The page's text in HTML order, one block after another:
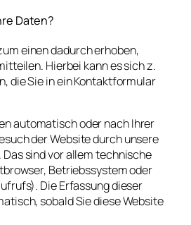
Daten?
einen dadurch erhoben,
Hierbei kann es sich z.
die Sie in ein Kontaktformular
automatisch oder nach Ihrer
der Website durch unsere
sind vor allem technische
Betriebssystem oder
Die Erfassung dieser
sobald Sie diese Website